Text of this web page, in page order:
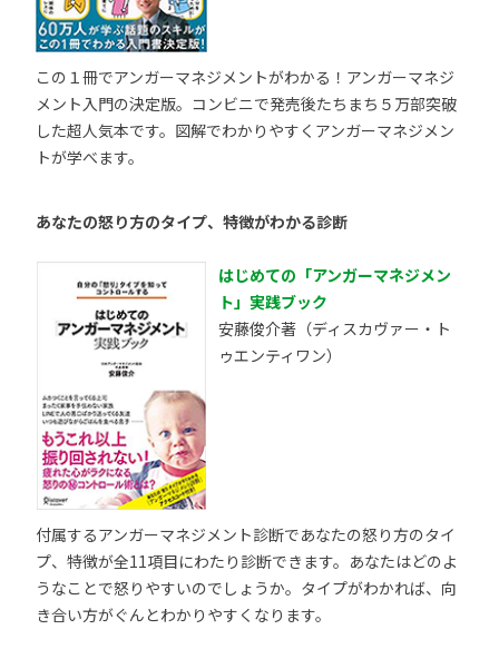
この１冊でアンガーマネジメントがわかる！アンガーマネジ
メント入門の決定版。コンビニで発売後たちまち５万部突破
した超人気本です。図解でわかりやすくアンガーマネジメン
トが学べます。
あなたの怒り方のタイプ、特徴がわかる診断
はじめての「アンガーマネジメン
ト」実践ブック
安藤俊介著（ディスカヴァー・ト
ゥエンティワン）
付属するアンガーマネジメント診断であなたの怒り方のタイ
プ、特徴が全11項目にわたり診断できます。あなたはどのよ
うなことで怒りやすいのでしょうか。タイプがわかれば、向
き合い方がぐんとわかりやすくなります。